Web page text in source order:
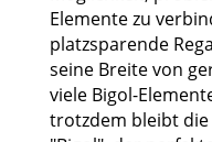
Elemente zu
platzsparende
seine Breite von
viele Bigol-
trotzdem bleibt